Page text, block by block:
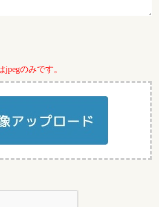
のみです。